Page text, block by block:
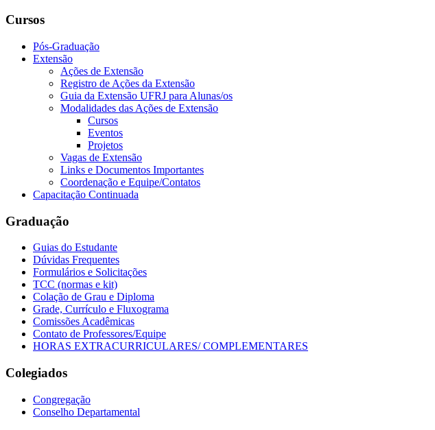
Cursos
Pós-Graduação
Extensão
Ações de Extensão
Registro de Ações da Extensão
Guia da Extensão UFRJ para Alunas/os
Modalidades das Ações de Extensão
Cursos
Eventos
Projetos
Vagas de Extensão
Links e Documentos Importantes
Coordenação e Equipe/Contatos
Capacitação Continuada
Graduação
Guias do Estudante
Dúvidas Frequentes
Formulários e Solicitações
TCC (normas e kit)
Colação de Grau e Diploma
Grade, Currículo e Fluxograma
Comissões Acadêmicas
Contato de Professores/Equipe
HORAS EXTRACURRICULARES/ COMPLEMENTARES
Colegiados
Congregação
Conselho Departamental